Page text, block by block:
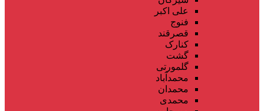
علی اکبر
فنوج
قصرقند
کنارک
گشت
گلمورتی
محمدآباد
محمدان
محمدی